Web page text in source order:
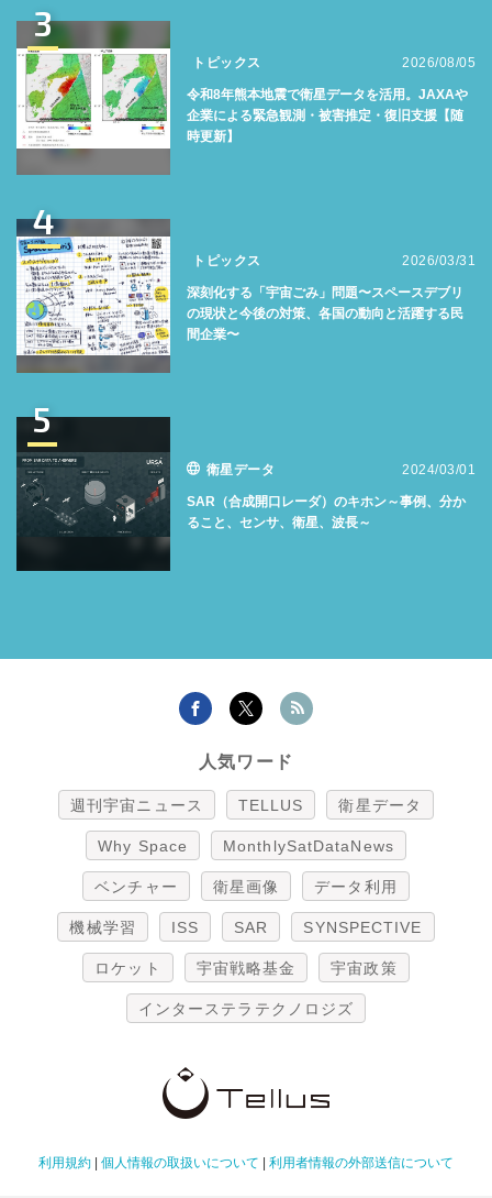
3
トピックス 2026/08/05
令和8年熊本地震で衛星データを活用。JAXAや
企業による緊急観測・被害推定・復旧支援【随
時更新】
4
トピックス 2026/03/31
深刻化する「宇宙ごみ」問題〜スペースデブリ
の現状と今後の対策、各国の動向と活躍する民
間企業〜
5
衛星データ 2024/03/01
SAR（合成開口レーダ）のキホン～事例、分か
ること、センサ、衛星、波長～
人気ワード
週刊宇宙ニュース TELLUS 衛星データ
Why Space MonthlySatDataNews
ベンチャー 衛星画像 データ利用
機械学習 ISS SAR SYNSPECTIVE
ロケット 宇宙戦略基金 宇宙政策
インターステラテクノロジズ
利用規約 個人情報の取扱いについて 利用者情報の外部送信について